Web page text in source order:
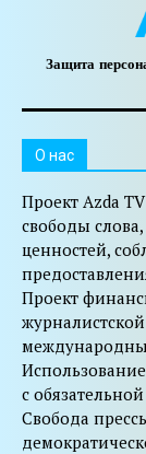
Защита
O нас
Проект Azda
свободы
ценностей,
Проект
с
Свобода